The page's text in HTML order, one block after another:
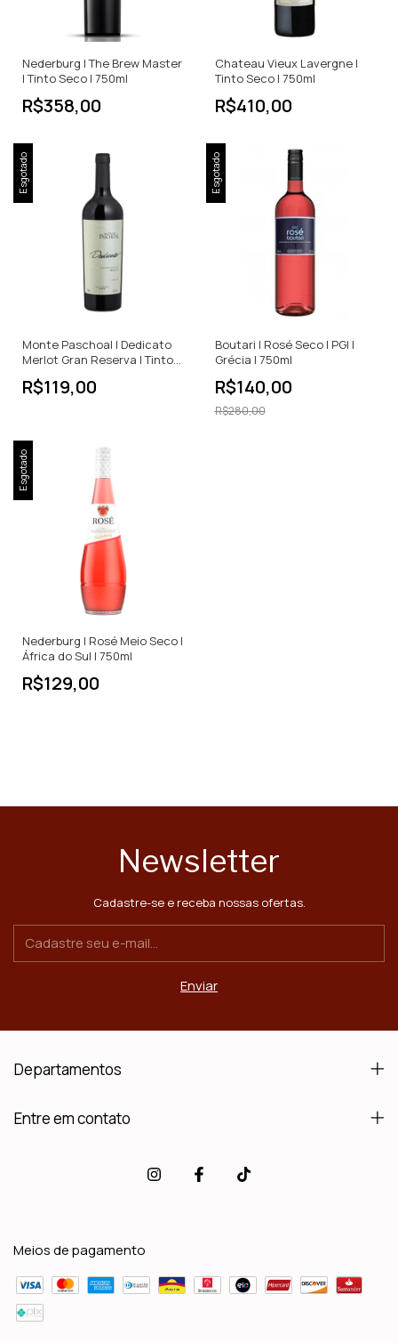
Nederburg | The Brew Master
| Tinto Seco | 750ml
R$358,00
Chateau Vieux Lavergne |
Tinto Seco | 750ml
R$410,00
Esgotado
Monte Paschoal | Dedicato
Merlot Gran Reserva | Tinto
R$119,00
Esgotado
Boutari | Rosé Seco | PGI |
Grécia | 750ml
R$140,00
R$280,00
Esgotado
Nederburg | Rosé Meio Seco |
África do Sul | 750ml
R$129,00
Newsletter
Cadastre-se e receba nossas ofertas.
Departamentos
Entre em contato
Meios de pagamento